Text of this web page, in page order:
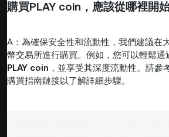
購買PLAY coin ，應該從哪裡開
A：為確保安全性和流動性，我們建議在
幣交易所進行購買。例如，您可以輕鬆通
PLAY coin ，並享受其深度流動性。請參
購買指南鏈接以了解詳細步驟。